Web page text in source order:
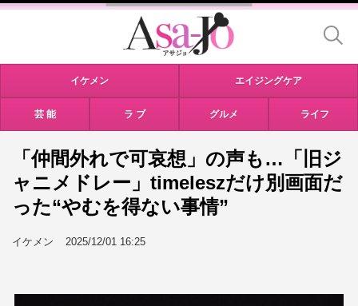
イケメン エイジングケア
芸 能 ラ ブ グルメ ライフ
「仲間外れで可哀想」の声も…「旧ジ
ャニメドレー」timeleszだけ別画面だ
った“やむを得ない事情”
イケメン 2025/12/01 16:25